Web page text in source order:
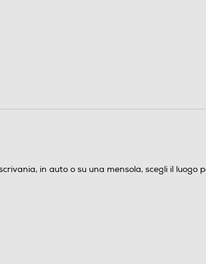
in auto o su una mensola, scegli il